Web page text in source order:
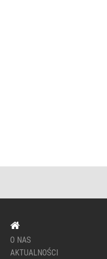
O NAS
AKTUALNOŚCI